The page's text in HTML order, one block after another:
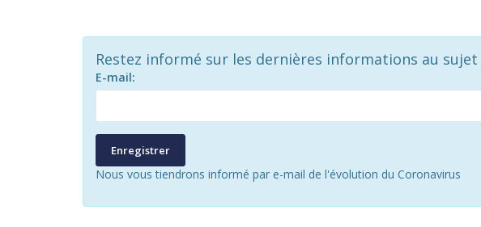
Restez informé sur les dernières informations au sujet
E-mail:
Enregistrer
Nous vous tiendrons informé par e-mail de l'évolution du Coronavirus